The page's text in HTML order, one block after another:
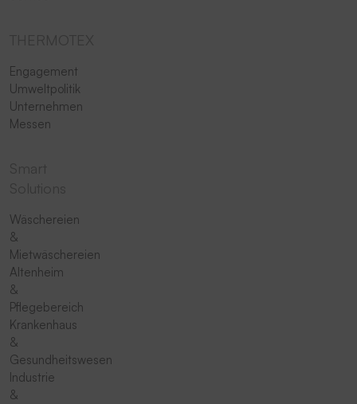
Engagement
Umweltpolitik
Unternehmen
Messen
Wäschereien
&
Mietwäschereien
Altenheim
&
Pflegebereich
Krankenhaus
&
Gesundheitswesen
Industrie
&